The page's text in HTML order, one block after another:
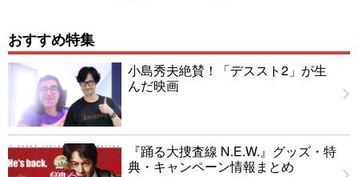
おすすめ特集
小島秀夫絶賛！「デススト2」が生
んだ映画
『踊る大捜査線 N.E.W.』グッズ・特
典・キャンペーン情報まとめ